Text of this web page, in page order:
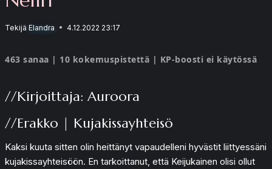
Tekijä Elandra 4.12.2022 23:17
463 sanaa | 10 kokemuspistettä | KP-boosti ei käytössä
//Kirjoittaja: Auroora
//Erakko | Kujakissayhteisö
Kaksi kuuta sitten olin heittänyt vapaudelleni hyvästit liittyessäni
kujakissayhteisöön. En tarkoittanut, että Keijukainen olisi ollut